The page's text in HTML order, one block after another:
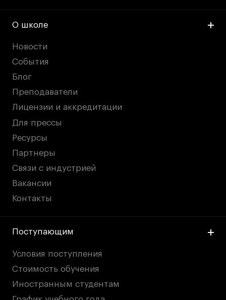
О школе
Новости
События
Блог
Преподаватели
Лицензии и аккредитации
Для прессы
Ресурсы
Партнеры
Связи с индустрией
Вакансии
Контакты
Поступающим
Условия поступления
Стоимость обучения
Иностранным студентам